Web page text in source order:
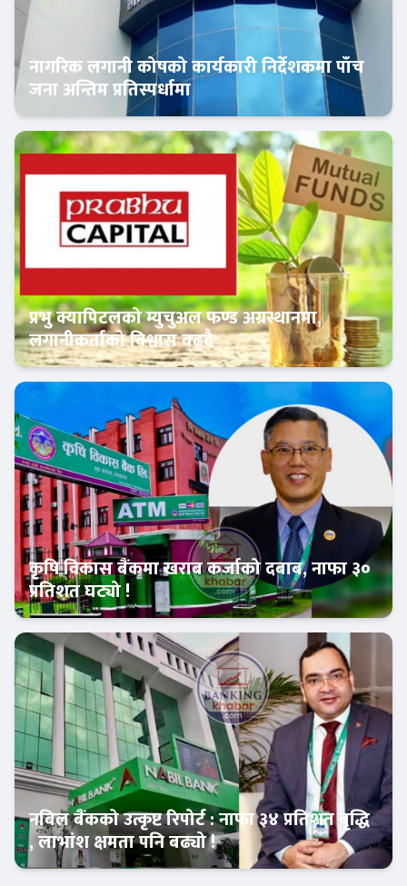
Banner News
नागरिक लगानी कोषको कार्यकारी निर्देशकमा पाँच
जना अन्तिम प्रतिस्पर्धामा
Banner News
प्रभु क्यापिटलको म्युचुअल फण्ड अग्रस्थानमा,
लगानीकर्ताको विश्वास बढ्दै
Banner News
कृषि विकास बैंकमा खराब कर्जाको दबाब, नाफा ३०
प्रतिशत घट्यो !
नबिल बैंकको उत्कृष्ट रिपोर्ट : नाफा ३४ प्रतिशत बृद्धि
, लाभांश क्षमता पनि बढ्यो !